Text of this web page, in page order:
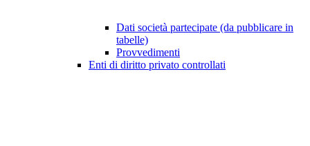
Dati società partecipate (da pubblicare in
tabelle)
Provvedimenti
Enti di diritto privato controllati